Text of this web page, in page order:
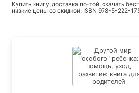
Купить книгу, доставка почтой, скачать
низкие цены со скидкой, ISBN 978-5-222-